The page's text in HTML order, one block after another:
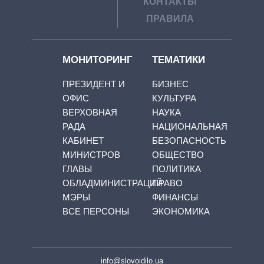
ПРАВИЛА
МОНИТОРИНГ
ПРЕЗИДЕНТ И
ОФИС
ВЕРХОВНАЯ
РАДА
КАБИНЕТ
МИНИСТРОВ
ГЛАВЫ
ОБЛАДМИНИСТРАЦИЙ
МЭРЫ
ВСЕ ПЕРСОНЫ
ТЕМАТИКИ
БИЗНЕС
КУЛЬТУРА
НАУКА
НАЦИОНАЛЬНАЯ
БЕЗОПАСНОСТЬ
ОБЩЕСТВО
ПОЛИТИКА
ПРАВО
ФИНАНСЫ
ЭКОНОМИКА
info@slovoidilo.ua